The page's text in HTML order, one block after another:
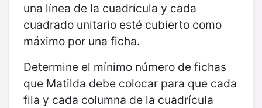
una línea de la cuadrícula y cada
cuadrado unitario esté cubierto como
máximo por una ficha.
Determine el mínimo número de fichas
que Matilda debe colocar para que cada
fila y cada columna de la cuadrícula